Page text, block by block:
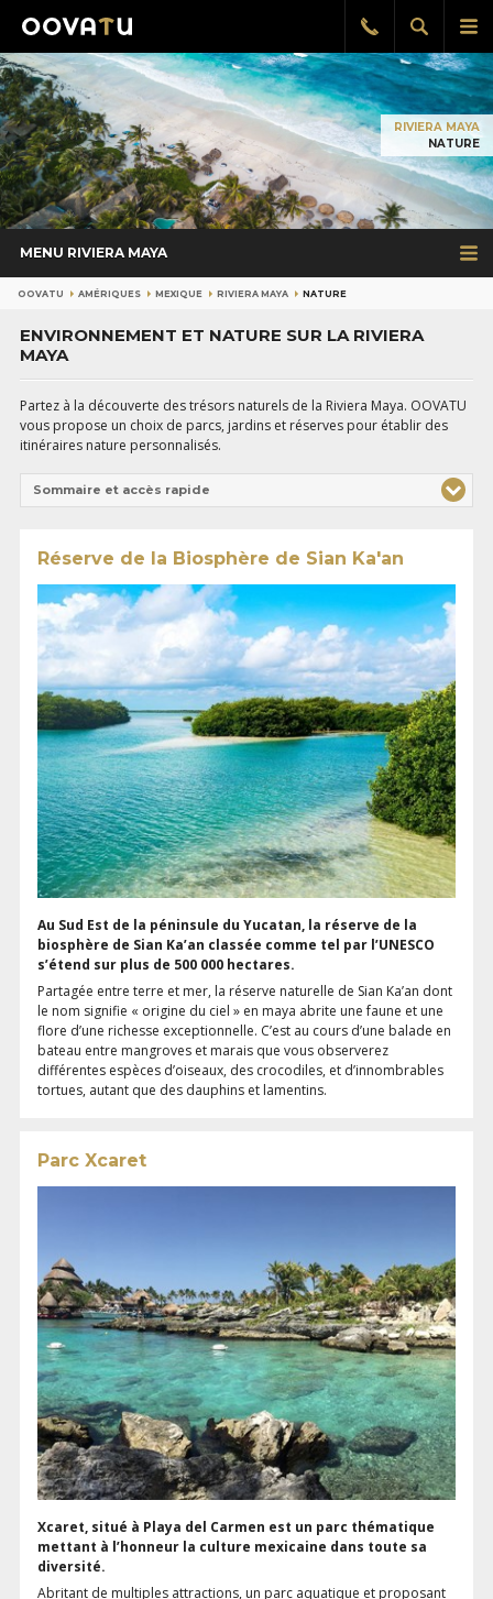
le
Afficher
la
Rappel
gratuit
RIVIERA MAYA
NATURE
MENU RIVIERA MAYA
OOVATU AMÉRIQUES MEXIQUE RIVIERA MAYA NATURE
ENVIRONNEMENT ET NATURE SUR LA RIVIERA
MAYA
Partez à la découverte des trésors naturels de la Riviera Maya. OOVATU
vous propose un choix de parcs, jardins et réserves pour établir des
itinéraires nature personnalisés.
Sommaire et accès rapide
Réserve de la Biosphère de Sian Ka'an
Au Sud Est de la péninsule du Yucatan, la réserve de la
biosphère de Sian Ka’an classée comme tel par l’UNESCO
s’étend sur plus de 500 000 hectares.
Partagée entre terre et mer, la réserve naturelle de Sian Ka’an dont
le nom signifie « origine du ciel » en maya abrite une faune et une
flore d’une richesse exceptionnelle. C’est au cours d’une balade en
bateau entre mangroves et marais que vous observerez
différentes espèces d’oiseaux, des crocodiles, et d’innombrables
tortues, autant que des dauphins et lamentins.
Parc Xcaret
Xcaret, situé à Playa del Carmen est un parc thématique
mettant à l’honneur la culture mexicaine dans toute sa
diversité.
Abritant de multiples attractions, un parc aquatique et proposant